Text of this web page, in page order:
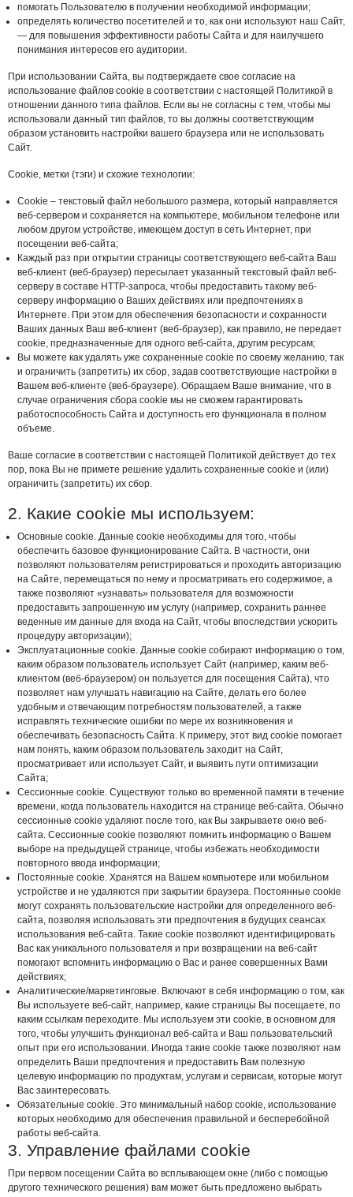
помогать Пользователю в получении необходимой информации;
определять количество посетителей и то, как они используют наш Сайт,
— для повышения эффективности работы Сайта и для наилучшего
понимания интересов его аудитории.
При использовании Сайта, вы подтверждаете свое согласие на
использование файлов cookie в соответствии с настоящей Политикой в
отношении данного типа файлов. Если вы не согласны с тем, чтобы мы
использовали данный тип файлов, то вы должны соответствующим
образом установить настройки вашего браузера или не использовать
Сайт.
Cookie, метки (тэги) и схожие технологии:
Cookie – текстовый файл небольшого размера, который направляется
веб-сервером и сохраняется на компьютере, мобильном телефоне или
любом другом устройстве, имеющем доступ в сеть Интернет, при
посещении веб-сайта;
Каждый раз при открытии страницы соответствующего веб-сайта Ваш
веб-клиент (веб-браузер) пересылает указанный текстовый файл веб-
серверу в составе HTTP-запроса, чтобы предоставить такому веб-
серверу информацию о Ваших действиях или предпочтениях в
Интернете. При этом для обеспечения безопасности и сохранности
Ваших данных Ваш веб-клиент (веб-браузер), как правило, не передает
cookie, предназначенные для одного веб-сайта, другим ресурсам;
Вы можете как удалять уже сохраненные cookie по своему желанию, так
и ограничить (запретить) их сбор, задав соответствующие настройки в
Вашем веб-клиенте (веб-браузере). Обращаем Ваше внимание, что в
случае ограничения сбора cookie мы не сможем гарантировать
работоспособность Сайта и доступность его функционала в полном
объеме.
Ваше согласие в соответствии с настоящей Политикой действует до тех
пор, пока Вы не примете решение удалить сохраненные cookie и (или)
ограничить (запретить) их сбор.
2. Какие cookie мы используем:
Основные cookie. Данные cookie необходимы для того, чтобы
обеспечить базовое функционирование Сайта. В частности, они
позволяют пользователям регистрироваться и проходить авторизацию
на Сайте, перемещаться по нему и просматривать его содержимое, а
также позволяют «узнавать» пользователя для возможности
предоставить запрошенную им услугу (например, сохранить раннее
веденные им данные для входа на Сайт, чтобы впоследствии ускорить
процедуру авторизации);
Эксплуатационные cookie. Данные cookie собирают информацию о том,
каким образом пользователь использует Сайт (например, каким веб-
клиентом (веб-браузером) он пользуется для посещения Сайта), что
позволяет нам улучшать навигацию на Сайте, делать его более
удобным и отвечающим потребностям пользователей, а также
исправлять технические ошибки по мере их возникновения и
обеспечивать безопасность Сайта. К примеру, этот вид cookie помогает
нам понять, каким образом пользователь заходит на Сайт,
просматривает или использует Сайт, и выявить пути оптимизации
Сайта;
Сессионные cookie. Существуют только во временной памяти в течение
времени, когда пользователь находится на странице веб-сайта. Обычно
сессионные cookie удаляют после того, как Вы закрываете окно веб-
сайта. Сессионные cookie позволяют помнить информацию о Вашем
выборе на предыдущей странице, чтобы избежать необходимости
повторного ввода информации;
Постоянные cookie. Хранятся на Вашем компьютере или мобильном
устройстве и не удаляются при закрытии браузера. Постоянные cookie
могут сохранять пользовательские настройки для определенного веб-
сайта, позволяя использовать эти предпочтения в будущих сеансах
использования веб-сайта. Такие cookie позволяют идентифицировать
Вас как уникального пользователя и при возвращении на веб-сайт
помогают вспомнить информацию о Вас и ранее совершенных Вами
действиях;
Аналитические/маркетинговые. Включают в себя информацию о том, как
Вы используете веб-сайт, например, какие страницы Вы посещаете, по
каким ссылкам переходите. Мы используем эти cookie, в основном для
того, чтобы улучшить функционал веб-сайта и Ваш пользовательский
опыт при его использовании. Иногда такие cookie также позволяют нам
определить Ваши предпочтения и предоставить Вам полезную
целевую информацию по продуктам, услугам и сервисам, которые могут
Вас заинтересовать.
Обязательные cookie. Это минимальный набор cookie, использование
которых необходимо для обеспечения правильной и бесперебойной
работы веб-сайта.
3. Управление файлами cookie
При первом посещении Сайта во всплывающем окне (либо с помощью
другого технического решения) вам может быть предложено выбрать